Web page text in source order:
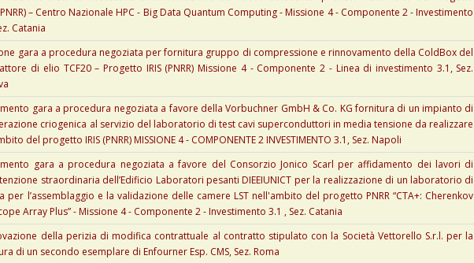
– Centro Nazionale HPC - Big Data Quantum Computing - Missione 4 - Componente 2 - Investimento
Catania
gara a procedura negoziata per fornitura gruppo di compressione e rinnovamento della ColdBox del
di elio TCF20 – Progetto IRIS (PNRR) Missione 4 - Componente 2 - Linea di investimento 3.1, Sez.
gara a procedura negoziata a favore della Vorbuchner GmbH & Co. KG fornitura di un impianto di
criogenica al servizio del laboratorio di test cavi superconduttori in media tensione da realizzare
del progetto IRIS (PNRR) MISSIONE 4 - COMPONENTE 2 INVESTIMENTO 3.1, Sez. Napoli
gara a procedura negoziata a favore del Consorzio Jonico Scarl per affidamento dei lavori di
straordinaria dell’Edificio Laboratori pesanti DIEEIUNICT per la realizzazione di un laboratorio di
per l’assemblaggio e la validazione delle camere LST nell'ambito del progetto PNRR “CTA+: Cherenkov
Array Plus” - Missione 4 - Componente 2 - Investimento 3.1 , Sez. Catania
della perizia di modifica contrattuale al contratto stipulato con la Società Vettorello S.r.l. per la
di un secondo esemplare di Enfourner Esp. CMS, Sez. Roma